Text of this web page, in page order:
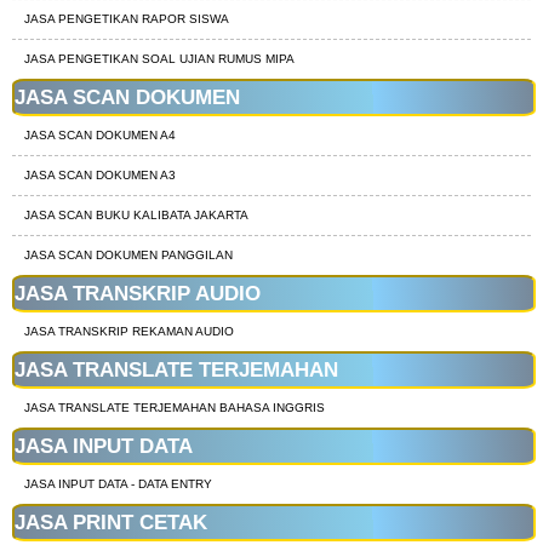
JASA PENGETIKAN RAPOR SISWA
JASA PENGETIKAN SOAL UJIAN RUMUS MIPA
JASA SCAN DOKUMEN
JASA SCAN DOKUMEN A4
JASA SCAN DOKUMEN A3
JASA SCAN BUKU KALIBATA JAKARTA
JASA SCAN DOKUMEN PANGGILAN
JASA TRANSKRIP AUDIO
JASA TRANSKRIP REKAMAN AUDIO
JASA TRANSLATE TERJEMAHAN
JASA TRANSLATE TERJEMAHAN BAHASA INGGRIS
JASA INPUT DATA
JASA INPUT DATA - DATA ENTRY
JASA PRINT CETAK